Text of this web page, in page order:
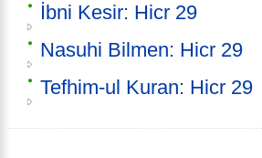
İbni Kesir: Hicr 29
Nasuhi Bilmen: Hicr 29
Tefhim-ul Kuran: Hicr 29